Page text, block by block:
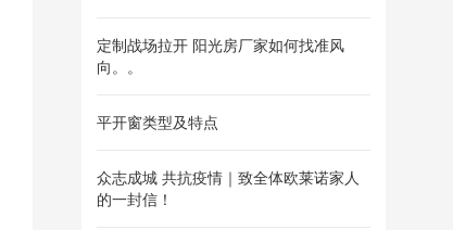
定制战场拉开 阳光房厂家如何找准风
向。。
平开窗类型及特点
众志成城 共抗疫情｜致全体欧莱诺家人
的一封信！